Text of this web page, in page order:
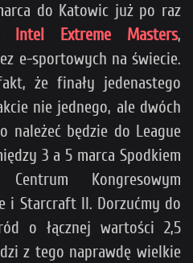
do Katowic już po raz
Intel Extreme Masters,
e-sportowych na świecie.
że finały jedenastego
nie jednego, ale dwóch
należeć będzie do League
3 a 5 marca Spodkiem
Kongresowym
i Starcraft II. Dorzućmy do
o łącznej wartości 2,5
z tego naprawdę wielkie